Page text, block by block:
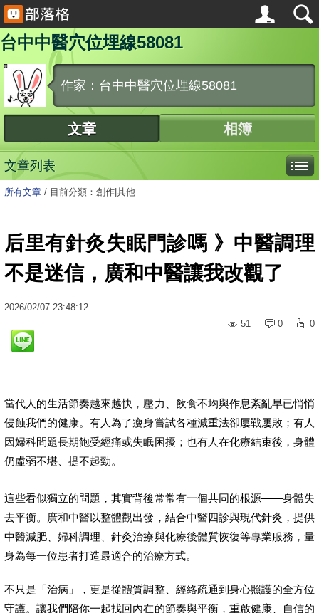
台中中醫穴位埋線58081
作家：台中中醫穴位埋線58081
文章 相簿
文章列表
所有文章 / 目前分類：創作|其他
后里有針灸失眠門診嗎 》中醫調理
不是迷信，廣和中醫讓我改觀了
2026/02/07 23:48:12
51
0 0
當代人的生活節奏越來越快，壓力、飲食不均與作息紊亂早已悄悄
侵蝕我們的健康。有人為了瘦身嘗試各種減重法卻屢戰屢敗；有人
因婦科問題長期飽受經痛或失眠困擾；也有人在化療結束後，身體
仍虛弱不堪、提不起勁。
這些看似獨立的問題，其實背後常常有一個共同的根源——身體失
去平衡。廣和中醫以整體觀出發，結合中醫四診與現代針灸，提供
中醫減肥、婦科調理、針灸治療與化療後體質恢復等專業服務，量
身為每一位患者打造最適合的治療方式。
不只是「治病」，更是從體質調整、經絡疏通到身心照護的全方位
守護。讓我們陪你一起找回內在的節奏與平衡，重啟健康、自信的